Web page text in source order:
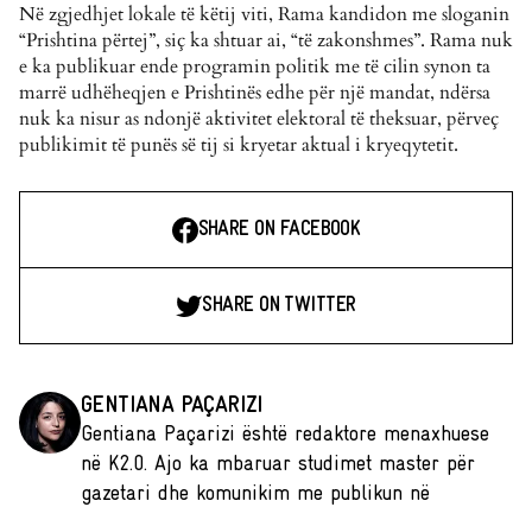
Në zgjedhjet lokale të këtij viti, Rama kandidon me sloganin
“Prishtina përtej”, siç ka shtuar ai, “të zakonshmes”. Rama nuk
e ka publikuar ende programin politik me të cilin synon ta
marrë udhëheqjen e Prishtinës edhe për një mandat, ndërsa
nuk ka nisur as ndonjë aktivitet elektoral të theksuar, përveç
publikimit të punës së tij si kryetar aktual i kryeqytetit.
SHARE ON FACEBOOK
SHARE ON TWITTER
GENTIANA PAÇARIZI
Gentiana Paçarizi është redaktore menaxhuese
në K2.0. Ajo ka mbaruar studimet master për
gazetari dhe komunikim me publikun në